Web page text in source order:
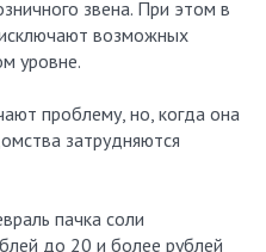
звена. При этом в
возможных
уровне.
проблему, но, когда она
затрудняются
пачка соли
до 20 и более рублей